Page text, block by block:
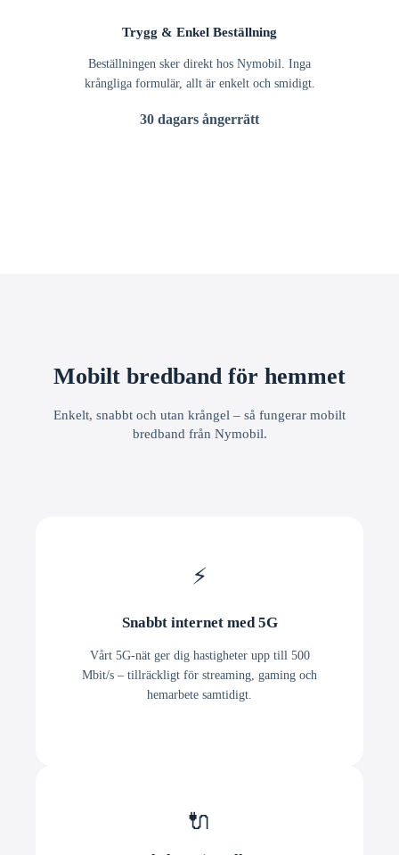
Trygg & Enkel Beställning
Beställningen sker direkt hos Nymobil. Inga
krångliga formulär, allt är enkelt och smidigt.
30 dagars ångerrätt
Mobilt bredband för hemmet
Enkelt, snabbt och utan krångel – så fungerar mobilt
bredband från Nymobil.
⚡
Snabbt internet med 5G
Vårt 5G-nät ger dig hastigheter upp till 500
Mbit/s – tillräckligt för streaming, gaming och
hemarbete samtidigt.
🔌